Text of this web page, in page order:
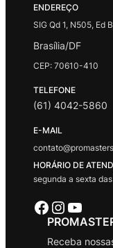
ENDEREÇO
SIG Qd 1, N505, Ed
Brasília/DF
CEP: 70610-410
TELEFONE
(61) 4042-5860
E-MAIL
HORÁRIO DE
segunda a sexta
Facebook Instagram Youtube
Receba